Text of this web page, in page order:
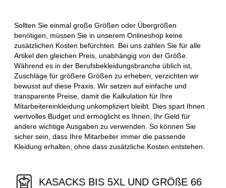
Sollten Sie einmal große Größen oder Übergrößen
benötigen, müssen Sie in unserem Onlineshop keine
zusätzlichen Kosten befürchten. Bei uns zahlen Sie für alle
Artikel den gleichen Preis, unabhängig von der Größe.
Während es in der Berufsbekleidungsbranche üblich ist,
Zuschläge für größere Größen zu erheben, verzichten wir
bewusst auf diese Praxis. Wir setzen auf einfache und
transparente Preise, damit die Kalkulation für Ihre
Mitarbeitereinkleidung unkompliziert bleibt. Dies spart Ihnen
wertvolles Budget und ermöglicht es Ihnen, Ihr Geld für
andere wichtige Ausgaben zu verwenden. So können Sie
sicher sein, dass Ihre Mitarbeiter immer die passende
Kleidung erhalten, ohne dass zusätzliche Kosten entstehen.
KASACKS BIS 5XL UND GRÖßE 66